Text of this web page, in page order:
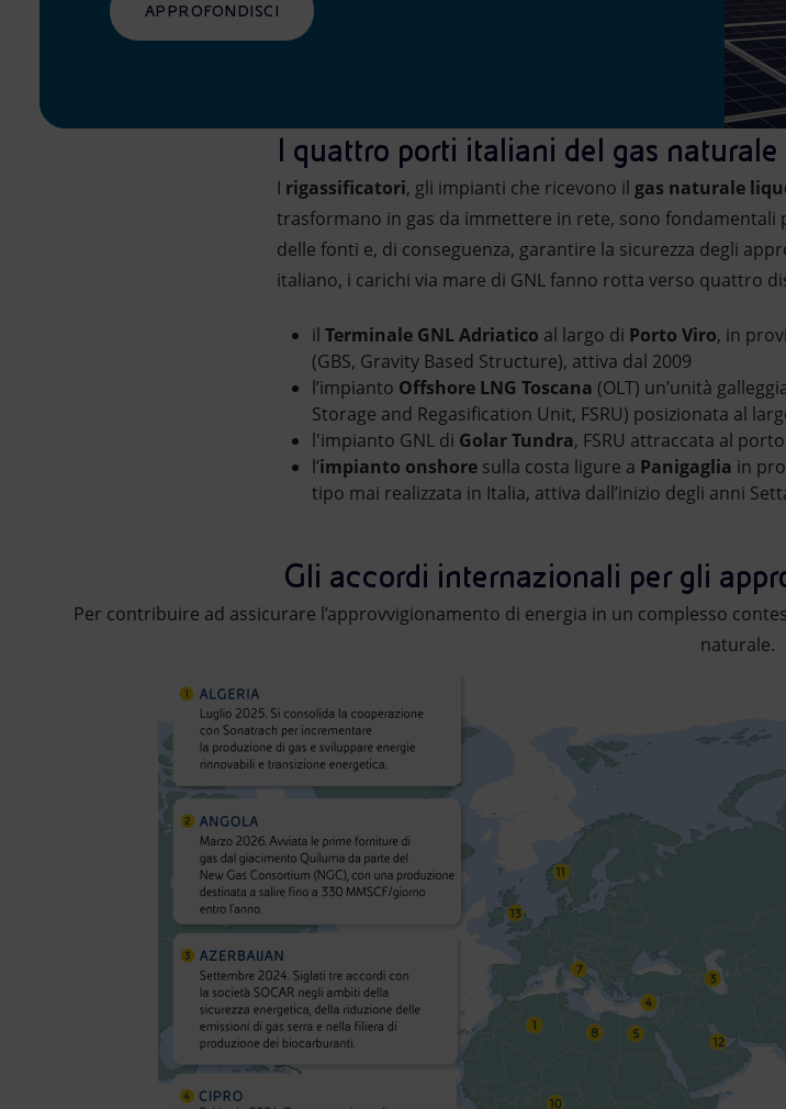
APPROFONDISCI
I quattro porti italiani del gas naturale
I rigassificatori, gli impianti che ricevono il gas naturale
trasformano in gas da immettere in rete, sono fondamentali
delle fonti e, di conseguenza, garantire la sicurezza degli
italiano, i carichi via mare di GNL fanno rotta verso quattro
il Terminale GNL Adriatico al largo di Porto Viro, in
(GBS, Gravity Based Structure), attiva dal 2009
l’impianto Offshore LNG Toscana (OLT) un’unità
Storage and Regasification Unit, FSRU) posizionata al
l'impianto GNL di Golar Tundra, FSRU attraccata al
l’impianto onshore sulla costa ligure a Panigaglia in
tipo mai realizzata in Italia, attiva dall’inizio degli anni
Gli accordi internazionali per gli approvvigionamenti di gas naturale. L’infografica
Gli accordi internazionali per gli
Per contribuire ad assicurare l’approvvigionamento di energia in un complesso
naturale.